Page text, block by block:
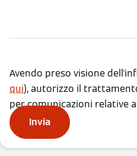
Avendo preso visione
qui), autorizzo il
per comunicazioni relative
Invia